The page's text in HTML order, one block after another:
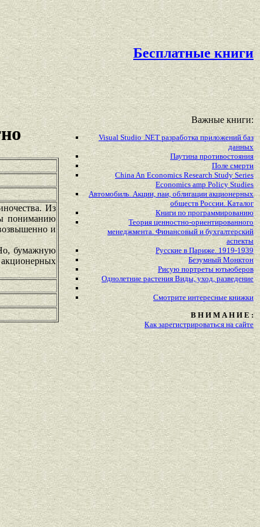
Бесплатные книги
Из
пониманию
и
бумажную
Важные книги:
Visual Studio .NET разработка приложений баз
данных
Паутина противостояния
Поле смерти
China An Economics Research Study Series
Economics amp Policy Studies
Автомобиль. Акции, паи, облигации акционерных
обществ России. Каталог
Книги по программированию
Теория ценностно-ориентированного
менеджмента. Финансовый и бухгалтерский
аспекты
Русские в Париже. 1919-1939
Безумный Монктон
Рисую портреты ютьюберов
Однолетние растения Виды, уход, разведение
Смотрите интересныекнижки
В Н И М А Н И Е :
Как зарегистрироваться на сайте